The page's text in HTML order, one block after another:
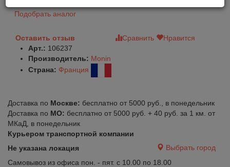
Подобрать аналог
Оставить отзыв Сравнить
Нравится
Арт.: 106237
Производитель: Monin
Страна: Франция
Доставка по Москве: бесплатно от 5000 руб., в понедельник
Доставка по МО: бесплатно от 5000 руб. + 40 руб. за 1 км. от
МКаД, в понедельник
Курьером транспортной компании
Не указана локация
Выбрать город
Самовывоз из офиса пон. - пят. с 10.00 по 18.00